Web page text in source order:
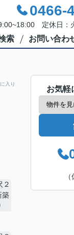
0466-
定休日：
索 お問い合わ
入り
お気軽